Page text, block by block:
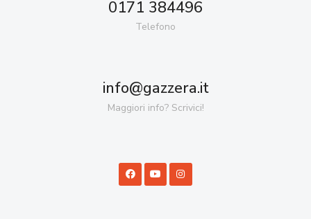
0171 384496
Telefono
info@gazzera.it
Maggiori info? Scrivici!